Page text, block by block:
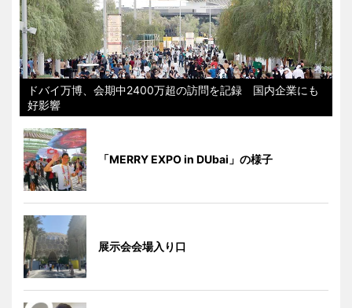
ドバイ万博、会期中2400万超の訪問を記録 国内企業にも
好影響
「MERRY EXPO in DUbai」の様子
展示会会場入り口